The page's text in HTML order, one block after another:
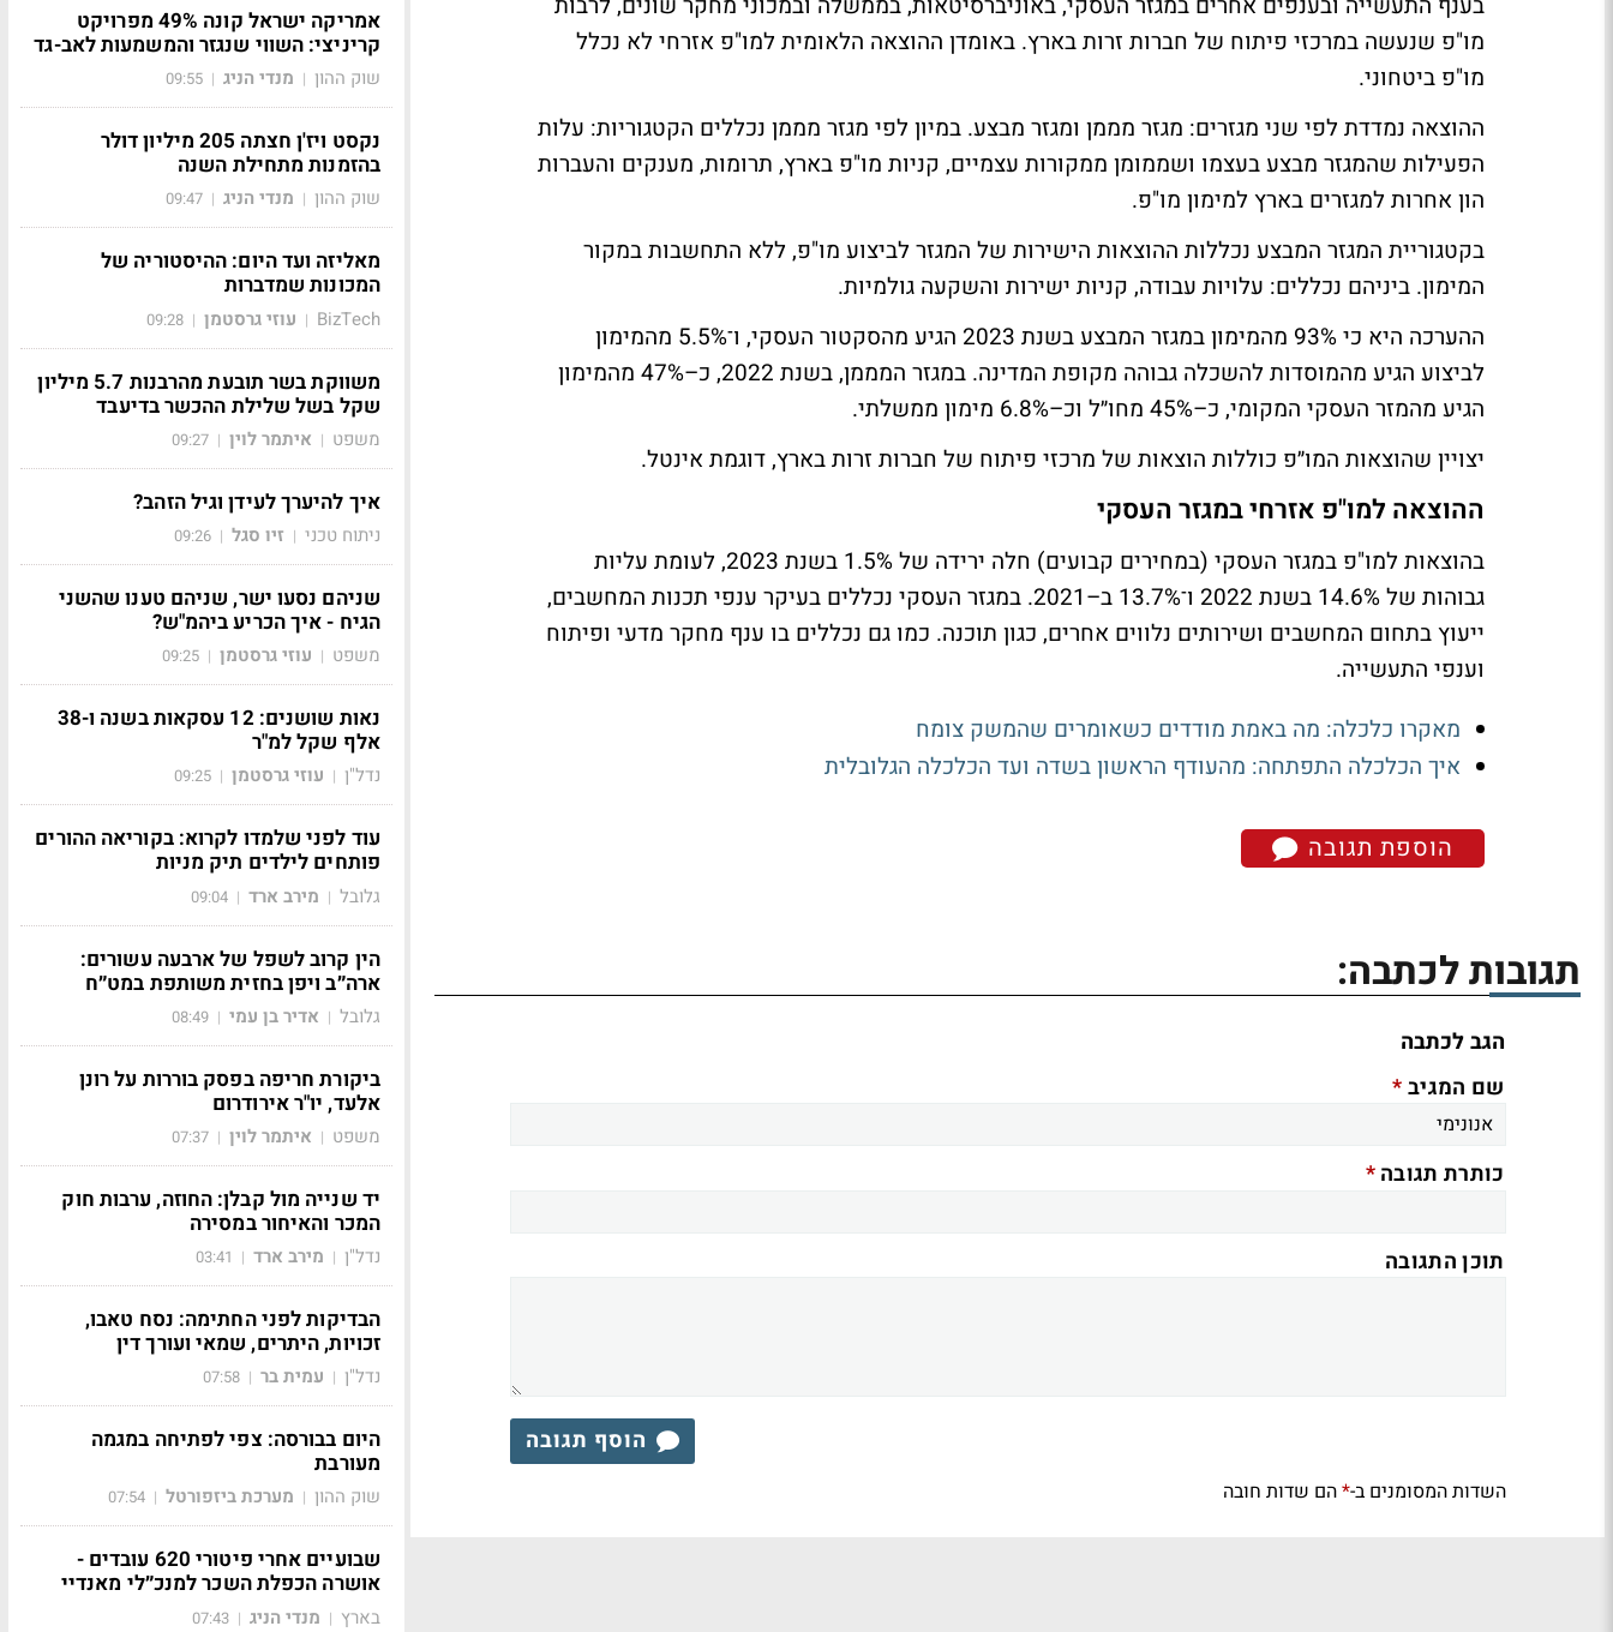
מו"פ שנעשה במרכזי פיתוח של חברות זרות בארץ. באומדן ההוצאה הלאומית למו"פ אזרחי לא נכלל
מו"פ ביטחוני.
ההוצאה נמדדת לפי שני מגזרים: מגזר מממן ומגזר מבצע. במיון לפי מגזר מממן נכללים הקטגוריות: עלות
הפעילות שהמגזר מבצע בעצמו ושממומן ממקורות עצמיים, קניות מו"פ בארץ, תרומות, מענקים והעברות
הון אחרות למגזרים בארץ למימון מו"פ.
בקטגוריית המגזר המבצע נכללות ההוצאות הישירות של המגזר לביצוע מו"פ, ללא התחשבות במקור
המימון. ביניהם נכללים: עלויות עבודה, קניות ישירות והשקעה גולמיות.
ההערכה היא כי 93% מהמימון במגזר המבצע בשנת 2023 הגיע מהסקטור העסקי, ו־5.5% מהמימון
לביצוע הגיע מהמוסדות להשכלה גבוהה מקופת המדינה. במגזר המממן, בשנת 2022, כ–47% מהמימון
הגיע מהמזר העסקי המקומי, כ–45% מחו״ל וכ–6.8% מימון ממשלתי.
יצויין שהוצאות המו״פ כוללות הוצאות של מרכזי פיתוח של חברות זרות בארץ, דוגמת אינטל.
ההוצאה למו"פ אזרחי במגזר העסקי
בהוצאות למו"פ במגזר העסקי (במחירים קבועים) חלה ירידה של 1.5% בשנת 2023, לעומת עליות
גבוהות של 14.6% בשנת 2022 ו־13.7% ב–2021. במגזר העסקי נכללים בעיקר ענפי תכנות המחשבים,
ייעוץ בתחום המחשבים ושירותים נלווים אחרים, כגון תוכנה. כמו גם נכללים בו ענף מחקר מדעי ופיתוח
וענפי התעשייה.
מאקרו כלכלה: מה באמת מודדים כשאומרים שהמשק צומח
איך הכלכלה התפתחה: מהעודף הראשון בשדה ועד הכלכלה הגלובלית
הוספת תגובה
תגובות לכתבה:
הגב לכתבה
שם המגיב*
כותרת תגובה*
תוכן התגובה
הוסף תגובה
השדות המסומנים ב-*הם שדות חובה
אמריקה ישראל קונה 49% מפרויקט
קריניצי: השווי שנגזר והמשמעות לאב-גד
שוק ההון | מנדי הניג |
09:55
נקסט ויז'ן חצתה 205 מיליון דולר
בהזמנות מתחילת השנה
שוק ההון | מנדי הניג |
09:47
מאליזה ועד היום: ההיסטוריה של
המכונות שמדברות
BizTech
| עוזי גרסטמן |
09:28
משווקת בשר תובעת מהרבנות 5.7 מיליון
שקל בשל שלילת ההכשר בדיעבד
משפט | איתמר לוין |
09:27
איך להיערך לעידן וגיל הזהב?
ניתוח טכני | זיו סגל |
09:26
שניהם נסעו ישר, שניהם טענו שהשני
הגיח - איך הכריע ביהמ"ש?
משפט | עוזי גרסטמן |
09:25
נאות שושנים: 12 עסקאות בשנה ו-38
אלף שקל למ"ר
נדל"ן | עוזי גרסטמן |
09:25
עוד לפני שלמדו לקרוא: בקוריאה ההורים
פותחים לילדים תיק מניות
גלובל | מירב ארד |
09:04
הין קרוב לשפל של ארבעה עשורים:
ארה״ב ויפן בחזית משותפת במט״ח
גלובל | אדיר בן עמי |
08:49
ביקורת חריפה בפסק בוררות על רונן
אלעד, יו"ר אירודרום
משפט | איתמר לוין |
07:37
יד שנייה מול קבלן: החוזה, ערבות חוק
המכר והאיחור במסירה
נדל"ן | מירב ארד |
03:41
הבדיקות לפני החתימה: נסח טאבו,
זכויות, היתרים, שמאי ועורך דין
נדל"ן | עמית בר |
07:58
היום בבורסה: צפי לפתיחה במגמה
מעורבת
שוק ההון | מערכת ביזפורטל |
07:54
שבועיים אחרי פיטורי 620 עובדים -
אושרה הכפלת השכר למנכ״לי מאנדיי
בארץ | מנדי הניג |
07:43